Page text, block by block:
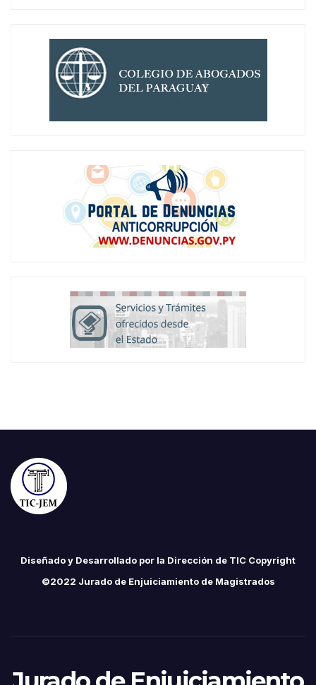
Diseñado y Desarrollado por la Dirección de TIC Copyright
©2022 Jurado de Enjuiciamiento de Magistrados